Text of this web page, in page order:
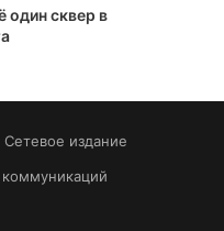
один сквер в
издание